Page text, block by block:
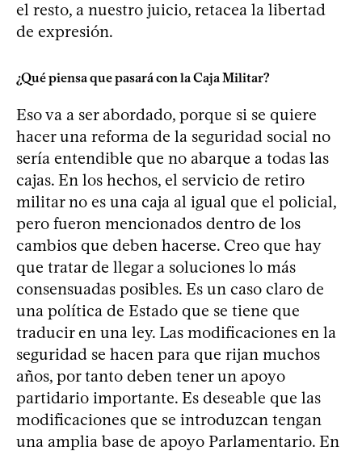
el resto, a nuestro juicio, retacea la libertad
de expresión.
¿Qué piensa que pasará con la Caja Militar?
Eso va a ser abordado, porque si se quiere
hacer una reforma de la seguridad social no
sería entendible que no abarque a todas las
cajas. En los hechos, el servicio de retiro
militar no es una caja al igual que el policial,
pero fueron mencionados dentro de los
cambios que deben hacerse. Creo que hay
que tratar de llegar a soluciones lo más
consensuadas posibles. Es un caso claro de
una política de Estado que se tiene que
traducir en una ley. Las modificaciones en la
seguridad se hacen para que rijan muchos
años, por tanto deben tener un apoyo
partidario importante. Es deseable que las
modificaciones que se introduzcan tengan
una amplia base de apoyo Parlamentario. En